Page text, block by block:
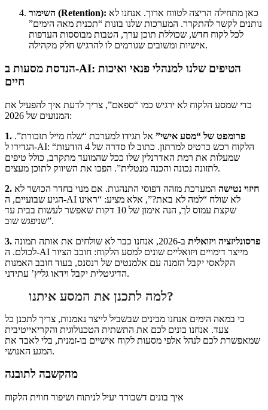
השימור (Retention):
נותנים לקשר להתקרר. המערכות שלנו בונות “תכנית מאה הימים”
לכל לקוח חדש, שכוללת תוכן ערך, הטבות מבוססות העדפות
אישיות ומשובים שגורמים לו להרגיש חלק מקהילה.
הנדסת מסעות ב-AI: הטיפים שלנו למנהלי פנאי ואיכות
חיים
כדי שמסע הלקוח לא ירגיש כמו “ספאם”, צריך לדעת איך להפעיל את
המנועים של 2026:
1. פרומפט של “מסע אישי” אל תגידו למערכת “שלח מייל תזכורת”.
הגדירו ל-AI: “הלקוח רכש כרטיס למרתון. כתוב לו סדרה של 4 הודעות
שמעלות את רמת האדרנלין שלו ככל שהמועד מתקרב, כולל טיפים
לתזונה נכונה והכנה מנטלית”. הפכו את השיווק לתוכן מעצים.
2. חיזוי נטישה המערכת מזהה דפוסי התנהגות. אם מנוי בחדר הכושר לא
הגיע שבועיים, ה-AI לא שולח “למה לא באת?”, אלא מציע: “ראינו
שקצת עמוס לך, הנה אימון של 10 דקות שאפשר לעשות בבית עד
שניפגש שוב”.
3. פרסונליזציה ויזואלית
ב-2026, אנחנו כבר לא שולחים את אותה תמונה
לכולם. ה-AI מייצר דימויים ויזואליים שונים למסע הלקוח: חובב הציור
הקלאסי יקבל הזמנה עם אלמנטים של רנסנס, בעוד חובב האמנות
הדיגיטלית יקבל וידאו גליץ’ עתידני.
למה לתכנן את המסע איתנו?
כי במאה הימים אנחנו מבינים שבשביל לייצר נאמנות, צריך לתכנן כל
צעד. אנחנו בונים לכם את התשתית הטכנולוגית והקריאייטיבית
שמאפשרת לכם לנהל אלפי מסעות לקוח אישיים בו-זמנית, בלי לאבד את
המגע האנושי.
מהקשבה לתובנה
איך בונים דשבורד יעיל לניתוח ושיפור חווית הלקוח